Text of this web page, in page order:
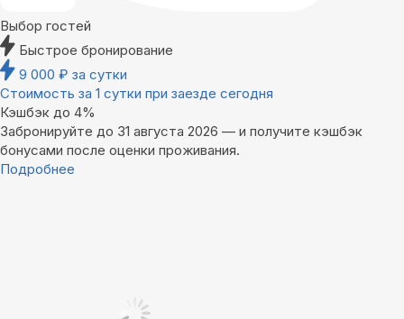
Выбор гостей
Быстрое бронирование
9 000 ₽ за сутки
Стоимость за 1 сутки при заезде сегодня
Кэшбэк до 4%
Забронируйте до 31 августа 2026 — и получите кэшбэк
бонусами после оценки проживания.
Подробнее